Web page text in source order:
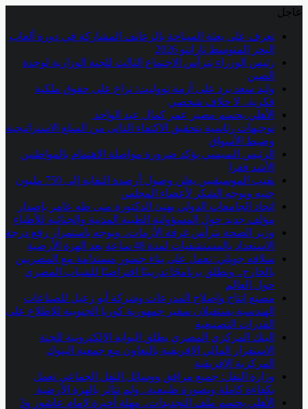
عاجل
تعرف على بعثة السباحة بالزعانف المشاركة في دورة ألعاب
البحر المتوسط تارانتو 2026
رئيس الوزراء يترأس الاجتماع الثالث للجنة الوزارية لوحدة
الصين
وليد سعد يرد على أزمة تووليت: نزاع على حقوق ملكية
فكرية.. لا خلاف شخصي
الأهلي يحسم مصير عمر كمال عبد الواحد
توجيهات رئاسية بتحقيق الاكتفاء الذاتى من السلع الاستراتيجية
وضبط الأسواق
الرئيس السيسي يؤكد ضرورة مواصلة الاهتمام بالمواطنين
الأشد فقرا
نقيب الموسيقيين يعلن وصول أرصدة النقابة إلى 750 مليون
جنيه ويوجه الشكر لأعضاء المجلس
اتحاد الجامعات الدولي يهنئ الدكتورة منى طه عامر بإصدار
مؤلف جديد حول المسؤولية الطبية المدنية والجنائية للأطباء
وزير الصحة يترأس غرفة الأزمات.. ويوجه باستمرار رفع درجة
الاستعداد بالمستشفيات لمدة 48 ساعة بعد الهزة الأرضية
سلافه جويلي: نعمل على بناء جسور مستدامة مع المصريين
بالخارج.. ونطلق برنامجًا تدريبيًا افتراضيًا للشباب المصري
حول العالم
مصنع إنتاج وإصلاح المدرعات وشركة أبو زعبل للصناعات
الهندسية يستقبلان سفير جمهورية كوريا الجنوبية للاطلاع على
القدرات التصنيعية
البنك المركزي المصري يطلق البوابة الإلكترونية للجنة
الاستقرار المالي الإفريقية بالتعاون مع جمعية البنوك
المركزية الإفريقية
وزارة النقل: جميع مرافق ووسائل النقل الجماعي تعمل
بكفاءة كاملة وبصورة طبيعية.. ولم تتأثر بالهزة الأرضية
الأهلي يحسم ملف التجديدات.. مهلة أخيرة لإمام عاشور و3